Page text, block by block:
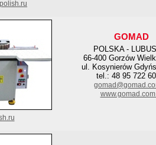
GOMAD
POLSKA -
66-400 Gorzów
ul. Kosynierów
tel.: 48 95 722